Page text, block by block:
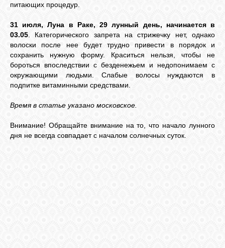
питающих процедур.
31 июля, Луна в Раке, 29 лунный день, начинается в
03.05 . Категорического запрета на стрижечку нет, однако
волоски после нее будет трудно привести в порядок и
сохранить нужную форму. Краситься нельзя, чтобы не
бороться впоследствии с безденежьем и недопонимаем с
окружающими людьми. Слабые волосы нуждаются в
подпитке витаминными средствами.
Время в статье указано московское.
Внимание! Обращайте внимание на то, что начало лунного
дня не всегда совпадает с началом солнечных суток.